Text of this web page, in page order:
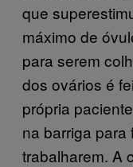
que
máximo de
para serem
dos ovários é
própria
na barriga
trabalharem. A